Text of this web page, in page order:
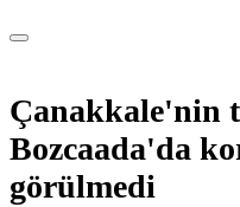
Çanakkale'nin
Bozcaada'da
görülmedi